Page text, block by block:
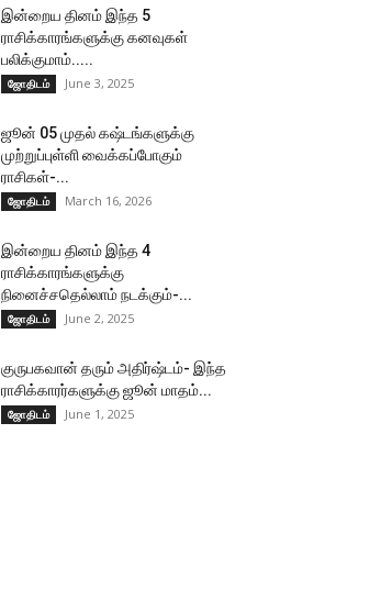
இன்றைய தினம் இந்த 5
ராசிக்காரங்களுக்கு கனவுகள்
பலிக்குமாம்.....
ஜோதிடம் June 3, 2025
ஜூன் 05 முதல் கஷ்டங்களுக்கு
முற்றுப்புள்ளி வைக்கப்போகும்
ராசிகள்-...
ஜோதிடம் March 16, 2026
இன்றைய தினம் இந்த 4
ராசிக்காரங்களுக்கு
நினைச்சதெல்லாம் நடக்கும்-...
ஜோதிடம் June 2, 2025
குருபகவான் தரும் அதிர்ஷ்டம்- இந்த
ராசிக்காரர்களுக்கு ஜூன் மாதம்...
ஜோதிடம் June 1, 2025